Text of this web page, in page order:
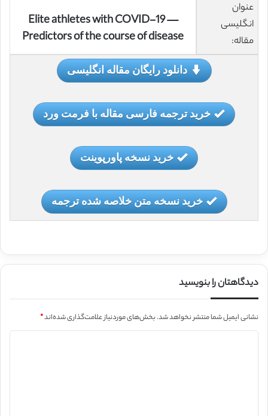
عنوان
انگلیسی
مقاله:
Elite athletes with COVID-19 —
Predictors of the course of disease
دانلود رایگان مقاله انگلیسی
خرید ترجمه فارسی مقاله با فرمت ورد
خرید نسخه پاورپوینت
خرید نسخه متن خلاصه شده ترجمه
دیدگاهتان را بنویسید
نشانی ایمیل شما منتشر نخواهد شد.بخش‌های موردنیاز علامت‌گذاری شده‌اند*